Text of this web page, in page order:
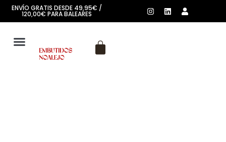
ENVÍO GRATIS DESDE 49,95€ /
120,00€ PARA BALEARES